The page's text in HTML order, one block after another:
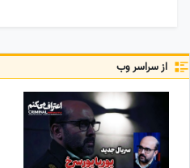
از سراسر وب